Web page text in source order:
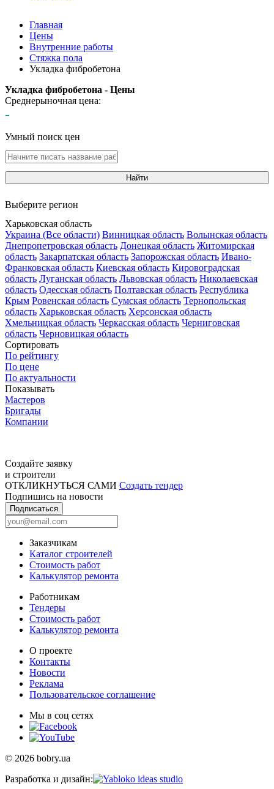
Главная
Цены
Внутренние работы
Стяжка пола
Укладка фибробетона
Укладка фибробетона - Цены
Среднерыночная цена:
-
Умный поиск цен
Найти
Выберите регион
Харьковская область
Украина (Все области) Винницкая область Волынская область
Днепропетровская область Донецкая область Житомирская
область Закарпатская область Запорожская область Ивано-
Франковская область Киевская область Кировоградская
область Луганская область Львовская область Николаевская
область Одесская область Полтавская область Республика
Крым Ровенская область Сумская область Тернопольская
область Харьковская область Херсонская область
Хмельницкая область Черкасская область Черниговская
область Черновицкая область
Сортировать
По рейтингу
По цене
По актуальности
Показывать
Мастеров
Бригады
Компании
Создайте заявку
и строители
ОТКЛИКНУТЬСЯ САМИ Создать тендер
Подпишись на новости
Подписаться
Заказчикам
Каталог строителей
Стоимость работ
Калькулятор ремонта
Работникам
Тендеры
Стоимость работ
Калькулятор ремонта
О проекте
Контакты
Новости
Реклама
Пользовательское соглашение
Мы в соц сетях
© 2026 bobry.ua
Разработка и дизайн: